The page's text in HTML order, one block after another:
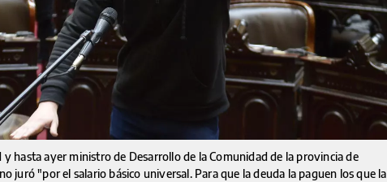
y hasta ayer ministro de Desarrollo de la Comunidad de la provincia de
juró "por el salario básico universal. Para que la deuda la paguen los que la